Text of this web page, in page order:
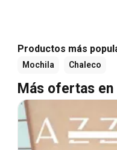
Productos más
Mochila Chaleco
Más ofertas